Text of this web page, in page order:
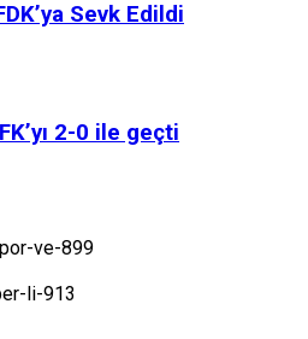
Sevk Edildi
2-0 ile geçti